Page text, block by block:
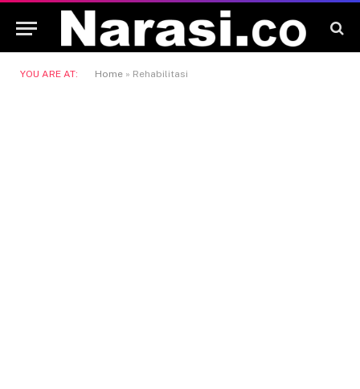
YOU ARE AT: Home » Rehabilitasi